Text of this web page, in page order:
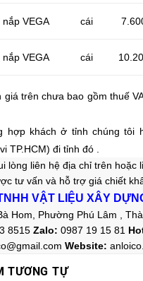
VEGA cái
VEGA cái
giá trên chưa bao gồm thuế
hợp khách ở tỉnh chúng tôi
TP.HCM) đi tỉnh đó .
lòng liên hệ địa chỉ trên hoặc
tư vấn và hỗ trợ giá chiết
VẬT LIỆU XÂY
Hom, Phường Phú Lâm ,
8515 Zalo: 0987 19 15 81
Website:
TƯƠNG TỰ